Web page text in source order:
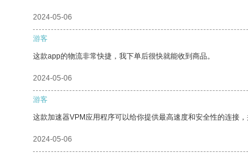
2024-05-06
游客
这款app的物流非常快捷，我下单后很快就能收到商品。
2024-05-06
游客
这款加速器VPM应用程序可以给你提供最高速度和安全性的连接，
2024-05-06